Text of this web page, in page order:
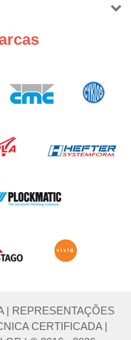
| REPRESENTAÇÕES
CERTIFICADA|